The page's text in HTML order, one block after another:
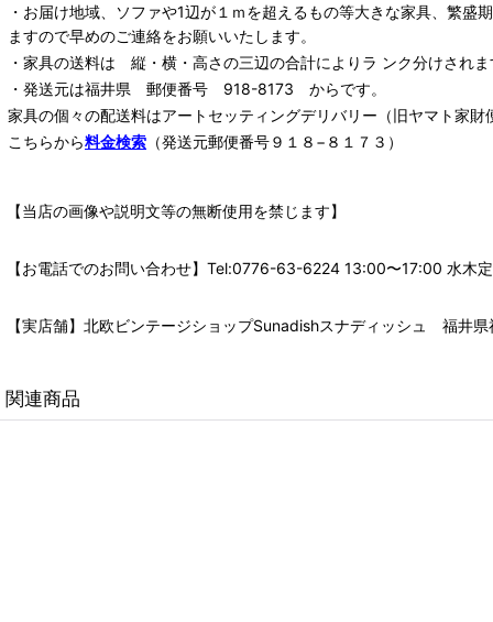
・お届け地域、ソファや1辺が１ｍを超えるもの等大きな家具、繁
ますので早めのご連絡をお願いいたします。
・家具の送料は 縦・横・高さの三辺の合計によりラ ンク分けされま
・発送元は福井県 郵便番号 918-8173 からです。
家具の個々の配送料はアートセッティングデリバリー （旧ヤマト家財
こちらから料金検索 （発送元郵便番号９１８−８１７３）
【当店の画像や説明文等の無断使用を禁じます】
【お電話でのお問い合わせ】Tel:0776-63-6224 13:00〜17:00 水木
【実店舗】北欧ビンテージショップSunadishスナディッシュ 福井
関連商品